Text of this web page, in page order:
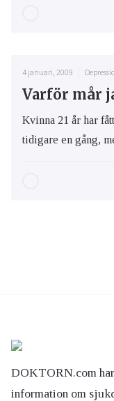
4 januari, 2009
Varför mår
Kvinna 21 år har
tidigare en gång,
DOKTORN.com
information om